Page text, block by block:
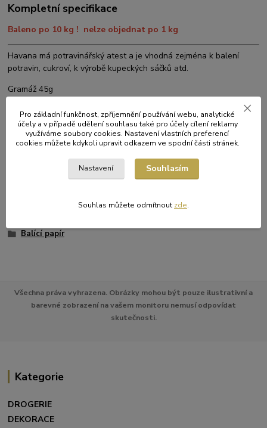
Kompletní specifikace
Baleno po 10 kg ! nelze objednat po 1 kg
Havana má potravinářský atest a je vhodná zejména k balení
potravin, cukroví, k výrobě kupeckých sáčků atd.
Gramáž 45g
Baleno po 10 kg
Uvedená cena je za 1 kg papíru
Zboží zařazeno v kategoriích
Balící papír
Všechna práva vyhrazena. Obrázky mohou být pouze ilustrativní a
barevné zobrazení na vašem monitoru nemusí odpovídat
skutečnosti.
Kategorie
DROGERIE
DEKORACE
Pro základní funkčnost, zpříjemnění používání webu, analytické
účely a v případě udělení souhlasu také pro účely cílení reklamy
využíváme soubory cookies. Nastavení vlastních preferencí
cookies můžete kdykoli upravit odkazem ve spodní části stránek.
Nastavení Souhlasím
Souhlas můžete odmítnout zde.